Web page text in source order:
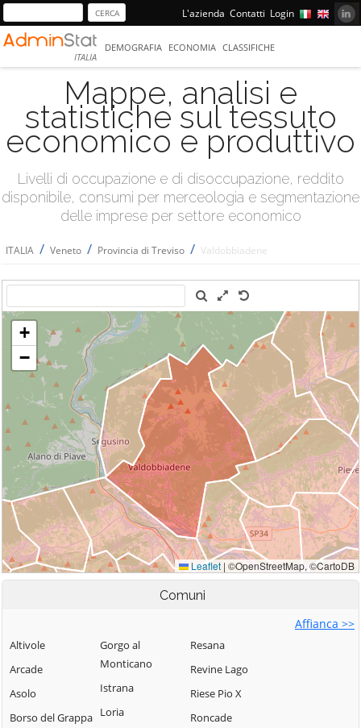
L'azienda Contatti Login
ITALIA
DEMOGRAFIA ECONOMIA CLASSIFICHE
Mappe, analisi e
statistiche sul tessuto
economico e produttivo
Livelli di occupazione e di disoccupazione, reddito
disponibile, consumi per merceologia e segmentazione
delle imprese per settore economico
ITALIA / Veneto / Provincia di Treviso / Valdobbiadene
Comuni
Affianca >>
Altivole
Arcade
Asolo
Borso del Grappa
Gorgo al
Monticano
Istrana
Loria
Resana
Revine Lago
Riese Pio X
Roncade